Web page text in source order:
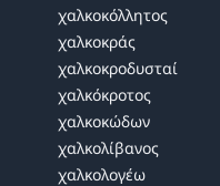
χαλκοκόλλητος
χαλκοκράς
χαλκοκροδυσταί
χαλκόκροτος
χαλκοκώδων
χαλκολίβανος
χαλκολογέω